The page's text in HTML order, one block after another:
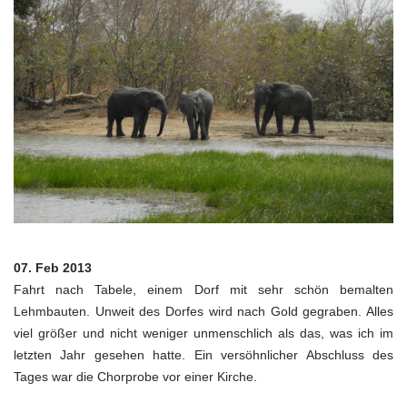
07. Feb 2013
Fahrt nach Tabele, einem Dorf mit sehr schön bemalten
Lehmbauten. Unweit des Dorfes wird nach Gold gegraben. Alles
viel größer und nicht weniger unmenschlich als das, was ich im
letzten Jahr gesehen hatte. Ein versöhnlicher Abschluss des
Tages war die Chorprobe vor einer Kirche.